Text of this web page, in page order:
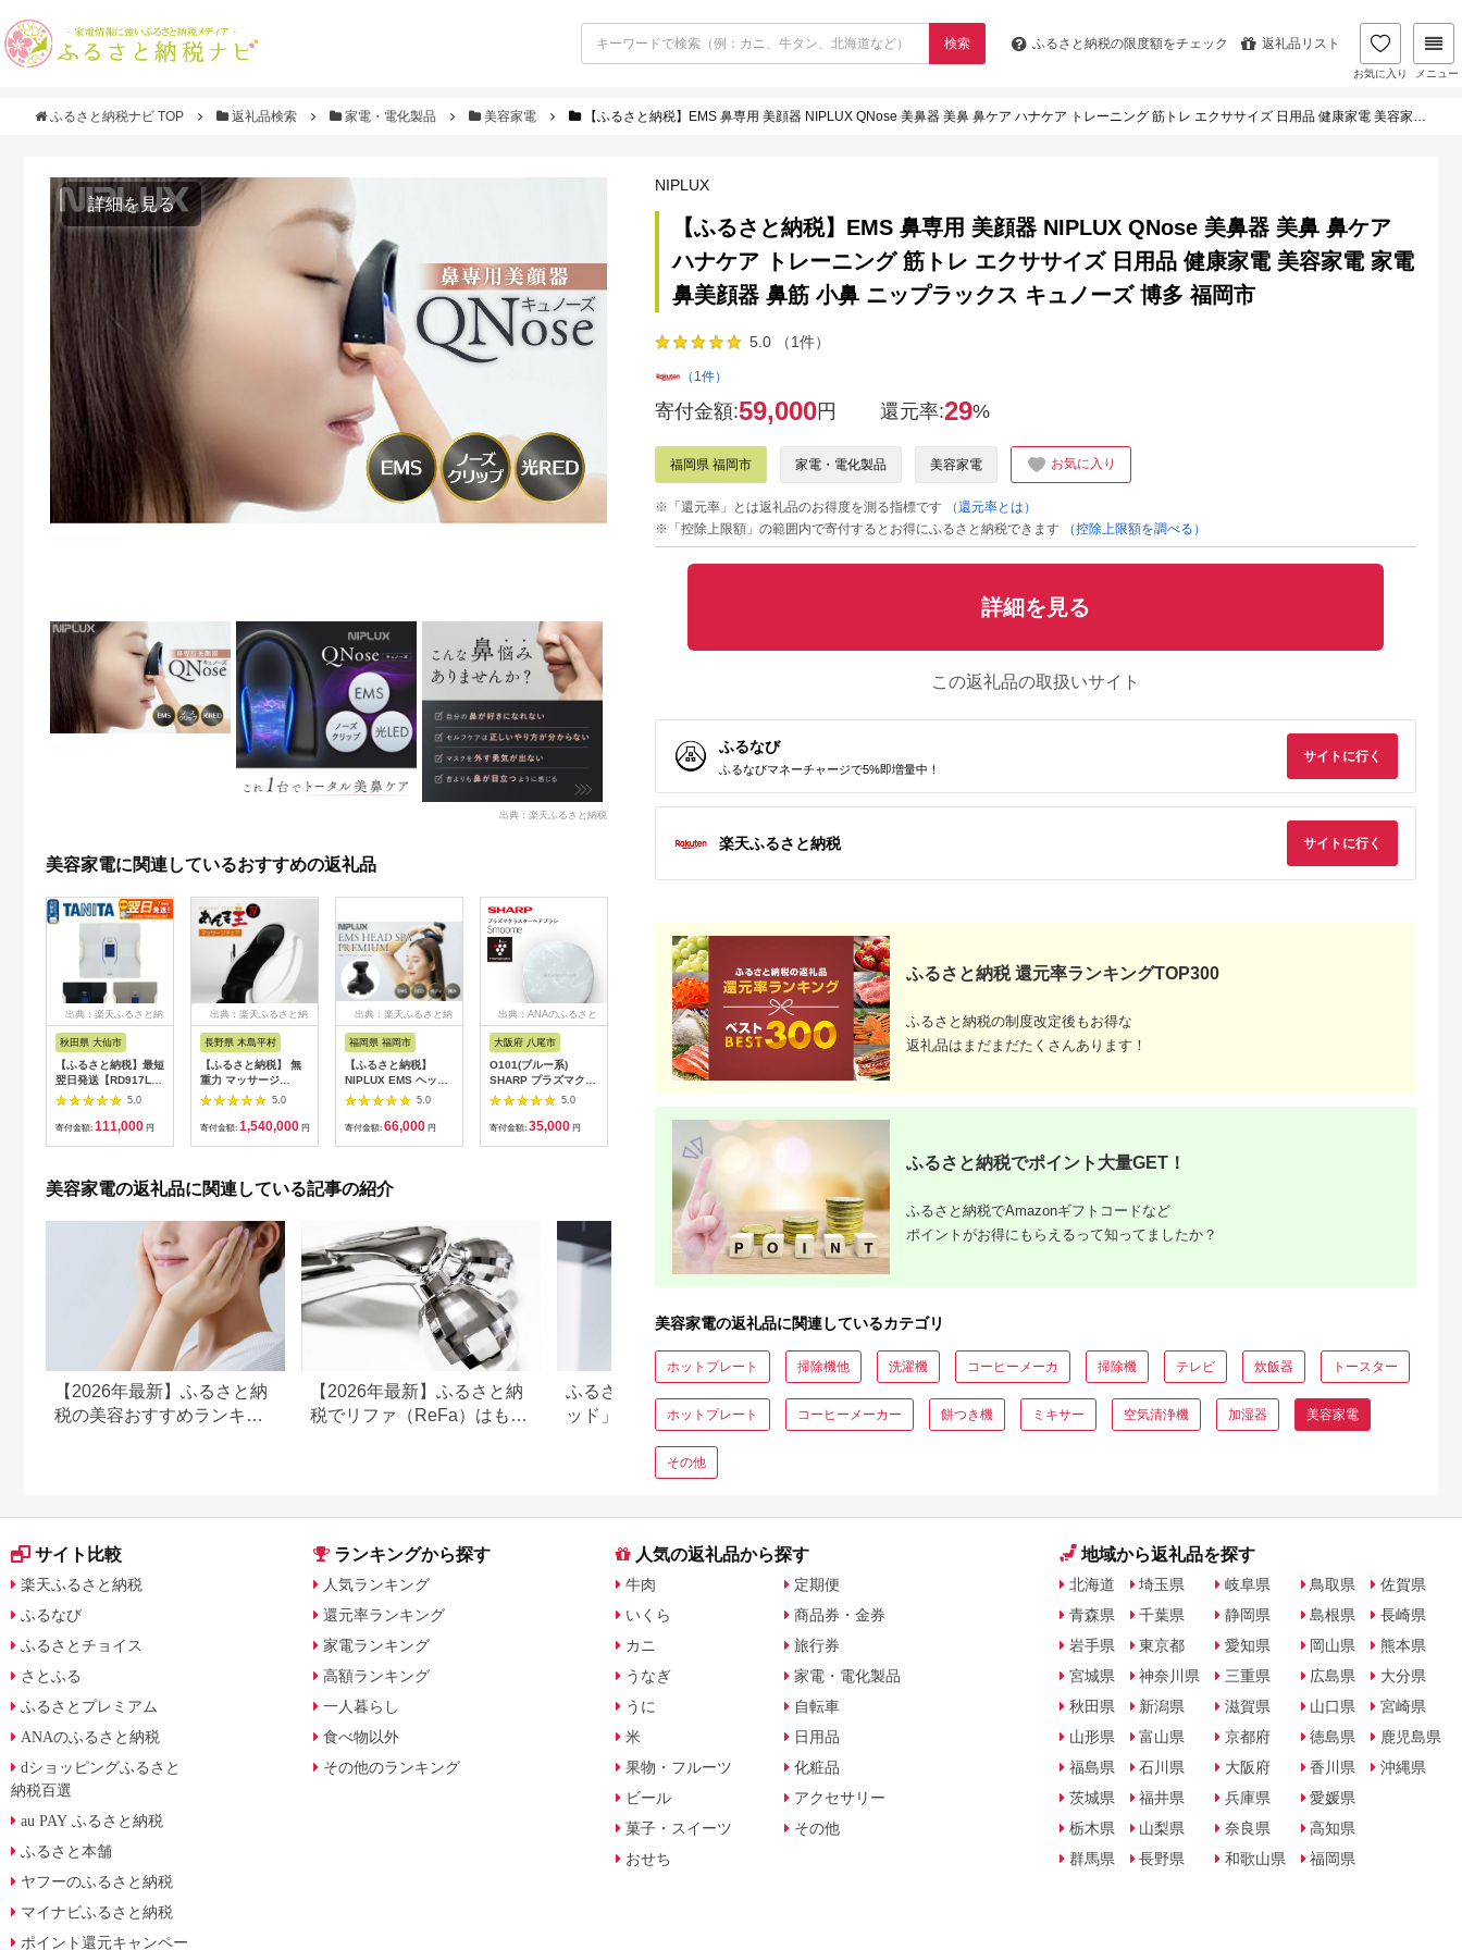
検索 ふるさと納税の限度額をチェック 返礼品リスト
お気に入り メニュー
ふるさと納税ナビ TOP 返礼品検索 家電・電化製品 美容家電 【ふるさと納税】EMS 鼻専用 美顔器 NIPLUX QNose 美鼻器 美鼻 鼻ケア ハナケア トレーニング 筋トレ エクササイズ 日用品 健康家電 美容家電 家電 鼻美顔器 鼻筋 小鼻 ニップラックス キュノーズ 博多 福岡市
詳細を見る
出典：楽天ふるさと納税
美容家電に関連しているおすすめの返礼品
出典：楽天ふるさと納
秋田県 大仙市
【ふるさと納税】最短
翌日発送【RD917L】
タニタ 体組成計 イン
ナースキャンデュアル
【メタリックブラック
5.0
寄付金額: 111,000 円
出典：楽天ふるさと納
長野県 木島平村
【ふるさと納税】 無
重力 マッサージ
R1500-01 あんま王4
| 日用品 家電 マッサ
ージチェア あんま王
5.0
寄付金額: 1,540,000 円
出典：楽天ふるさと納
福岡県 福岡市
【ふるさと納税】
NIPLUX EMS ヘッ
ド・フェイシャルケア
PREMIUM NP-
スパ 美顔器 マッサー
ジ ボディケア リフト
カルプ ボディ 全身 防
水 美容 美容家電 福岡
市 福岡
5.0
寄付金額: 66,000 円
出典：ANAのふるさと
大阪府 八尾市
O101(ブルー系)
SHARP プラズマクラ
スターヘアブラシ IB-
B1-A（ブルー系ミス
ティライトブルー）
5.0
寄付金額: 35,000 円
出典：ANAのふるさと
納税
宮城県 角田市
MiCOLA （ミコラ）
イオンドライヤー
HDR-M201-Hダークグ
レー
20,000円
出典：ふるさとチョイ
ス
東京都千代田区
ドクターエア ストレ
ッチロール3 ESR-07
ブラック(プレゼント/
振動/寝ながら)
出典：JALふるさと納税
大阪府 泉佐野市
製造 絹女 日本製 取扱
説明書付き 1年間保証
ゼント 新生活 一人暮
らし 大阪 泉佐野 大阪
出典：楽天ふるさと納
大阪府 東大阪市
ンディマッサージャー
MD-8020 - ダブルヘ
単操作と安全機能付き
家庭用マッサージャ
W[№5223-0165]
タ 体組成計インナー
スキャンデュアル【
美容家電の返礼品に関連している記事の紹介
【2026年最新】ふるさと納
税の美容おすすめランキン
【2026年最新】ふるさと納
税でリファ（ReFa）はもら
ふるさと納税「シャワーヘ
ッド」おすすめランキン
レミアムを徹底解剖。良い
NIPLUX
【ふるさと納税】EMS 鼻専用 美顔器 NIPLUX QNose 美鼻器 美鼻 鼻ケア
ハナケア トレーニング 筋トレ エクササイズ 日用品 健康家電 美容家電 家電
鼻美顔器 鼻筋 小鼻 ニップラックス キュノーズ 博多 福岡市
5.0 （1件）
（1件）
寄付金額:59,000円 還元率:29%
福岡県 福岡市 家電・電化製品 美容家電 お気に入り
※「還元率」とは返礼品のお得度を測る指標です
（還元率とは）
※「控除上限額」の範囲内で寄付するとお得にふるさと納税できます
（控除上限額を調べる）
詳細を見る
この返礼品の取扱いサイト
ふるなび
ふるなびマネーチャージで5%即増量中！
サイトに行く
楽天ふるさと納税 サイトに行く
ふるさと納税 還元率ランキングTOP300
ふるさと納税の制度改定後もお得な
返礼品はまだまだたくさんあります！
ふるさと納税でポイント大量GET！
ふるさと納税でAmazonギフトコードなど
ポイントがお得にもらえるって知ってましたか？
美容家電の返礼品に関連しているカテゴリ
ホットプレート 掃除機他 洗濯機 コーヒーメーカ 掃除機 テレビ 炊飯器 トースター
ホットプレート コーヒーメーカー 餅つき機 ミキサー 空気清浄機 加湿器 美容家電
その他
サイト比較
楽天ふるさと納税
ふるなび
ふるさとチョイス
さとふる
ふるさとプレミアム
ANAのふるさと納税
dショッピングふるさと
納税百選
au PAY ふるさと納税
ふるさと本舗
ヤフーのふるさと納税
マイナビふるさと納税
ポイント還元キャンペー
ランキングから探す
人気ランキング
還元率ランキング
家電ランキング
高額ランキング
一人暮らし
食べ物以外
その他のランキング
人気の返礼品から探す
牛肉
いくら
カニ
うなぎ
うに
米
果物・フルーツ
ビール
菓子・スイーツ
おせち
定期便
商品券・金券
旅行券
家電・電化製品
自転車
日用品
化粧品
アクセサリー
その他
地域から返礼品を探す
北海道
青森県
岩手県
宮城県
秋田県
山形県
福島県
茨城県
栃木県
群馬県
埼玉県
千葉県
東京都
神奈川県
新潟県
富山県
石川県
福井県
山梨県
長野県
岐阜県
静岡県
愛知県
三重県
滋賀県
京都府
大阪府
兵庫県
奈良県
和歌山県
鳥取県
島根県
岡山県
広島県
山口県
徳島県
香川県
愛媛県
高知県
福岡県
佐賀県
長崎県
熊本県
大分県
宮崎県
鹿児島県
沖縄県